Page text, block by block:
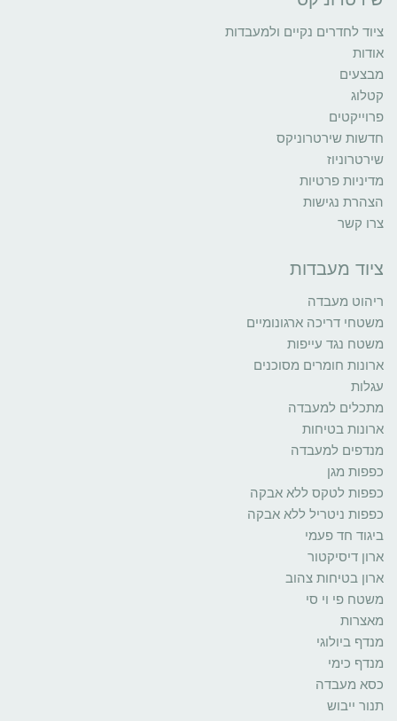
ציוד לחדרים נקיים ולמעבדות
אודות
מבצעים
קטלוג
פרוייקטים
חדשות שירטרוניקס
שירטרוניוז
מדיניות פרטיות
הצהרת נגישות
צרו קשר
ציוד מעבדות
ריהוט מעבדה
משטחי דריכה ארגונומיים
משטח נגד עייפות
ארונות חומרים מסוכנים
עגלות
מתכלים למעבדה
ארונות בטיחות
מנדפים למעבדה
כפפות מגן
כפפות לטקס ללא אבקה
כפפות ניטריל ללא אבקה
ביגוד חד פעמי
ארון דיסיקטור
ארון בטיחות צהוב
משטח פי וי סי
מאצרות
מנדף ביולוגי
מנדף כימי
כסא מעבדה
תנור ייבוש